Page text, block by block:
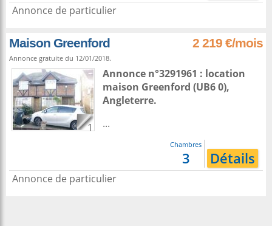
Annonce de particulier
Maison Greenford 2 219 €/mois
Annonce gratuite du 12/01/2018.
1
Annonce n°3291961 : location
maison Greenford (UB6 0),
Angleterre.
...
Chambres
3 Détails
Annonce de particulier